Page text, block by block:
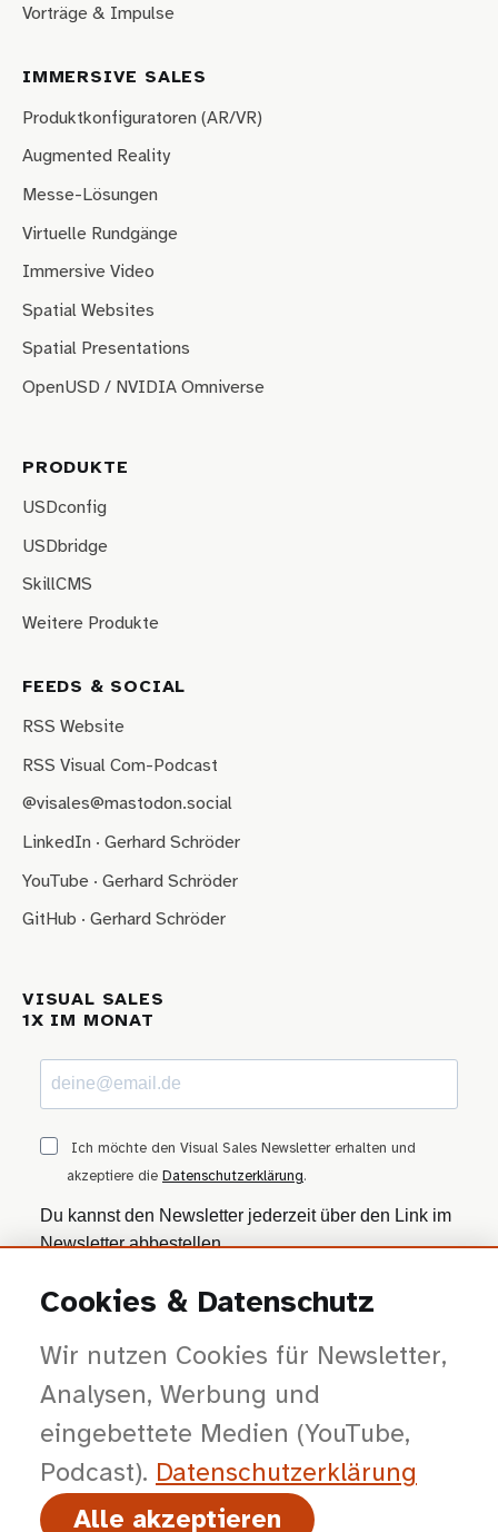
Vorträge & Impulse
IMMERSIVE SALES
Produktkonfiguratoren (AR/VR)
Augmented Reality
Messe-Lösungen
Virtuelle Rundgänge
Immersive Video
Spatial Websites
Spatial Presentations
OpenUSD / NVIDIA Omniverse
PRODUKTE
USDconfig
USDbridge
SkillCMS
Weitere Produkte
FEEDS & SOCIAL
RSS Website
RSS Visual Com-Podcast
@visales@mastodon.social
LinkedIn · Gerhard Schröder
YouTube · Gerhard Schröder
GitHub · Gerhard Schröder
VISUAL SALES
1X IM MONAT
Ich möchte den Visual Sales Newsletter erhalten und
akzeptiere die Datenschutzerklärung.
Du kannst den Newsletter jederzeit über den Link im
Newsletter abbestellen.
ANMELDEN
Wir nutzen Brevo als Marketing-Plattform. Mit dem Absenden stimmst du zu, dass
deine Daten zur Bearbeitung an Brevo übertragen werden — gemäß der
Datenschutzerklärung von Brevo.
© 2026 viSales GmbH · Bochum · Gespräche kürzer, Entscheidungen klarer,
Cookies & Datenschutz
Wir nutzen Cookies für Newsletter,
Analysen, Werbung und
eingebettete Medien (YouTube,
Podcast). Datenschutz­erklärung
Alle akzeptieren